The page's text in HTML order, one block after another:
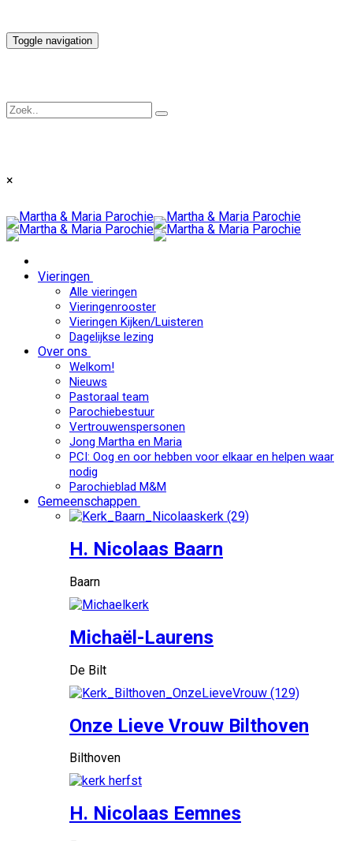
Toggle navigation
×
Vieringen
Alle vieringen
Vieringenrooster
Vieringen Kijken/Luisteren
Dagelijkse lezing
Over ons
Welkom!
Nieuws
Pastoraal team
Parochiebestuur
Vertrouwenspersonen
Jong Martha en Maria
PCI: Oog en oor hebben voor elkaar en helpen waar
nodig
Parochieblad M&M
Gemeenschappen
H. Nicolaas Baarn
Baarn
Michaël-Laurens
De Bilt
Onze Lieve Vrouw Bilthoven
Bilthoven
H. Nicolaas Eemnes